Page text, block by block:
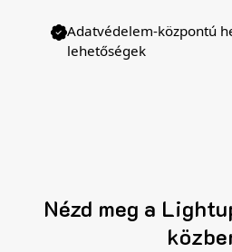
Adatvédelem-központú
lehetőségek
Nézd meg a